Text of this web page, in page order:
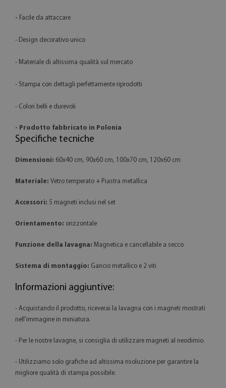
- Facile da attaccare
- Design decorativo unico
- Materiale di altissima qualità sul mercato
- Stampa con dettagli perfettamente riprodotti
- Colori belli e durevoli
- Prodotto fabbricato in Polonia
Specifiche tecniche
Dimensioni: 60x40 cm, 90x60 cm, 100x70 cm, 120x60 cm
Materiale: Vetro temperato + Piastra metallica
Accessori: 5 magneti inclusi nel set
Orientamento: orizzontale
Funzione della lavagna: Magnetica e cancellabile a secco
Sistema di montaggio: Gancio metallico e 2 viti
Informazioni aggiuntive:
- Acquistando il prodotto, riceverai la lavagna con i magneti mostrati
nell'immagine in miniatura.
- Per le nostre lavagne, si consiglia di utilizzare magneti al neodimio.
- Utilizziamo solo grafiche ad altissima risoluzione per garantire la
migliore qualità di stampa possibile.